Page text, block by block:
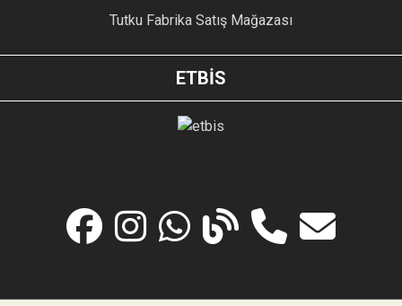
Tutku Fabrika Satış Mağazası
ETBİS